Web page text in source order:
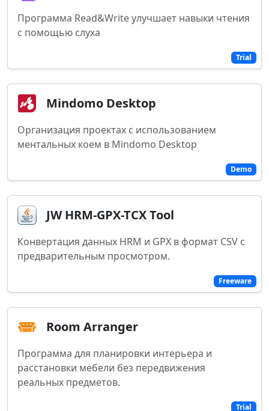
Trial
Программа Read&Write улучшает навыки чтения
с помощью слуха
Demo
Mindomo Desktop
Организация проектах с использованием
ментальных коем в Mindomo Desktop
Freeware
JW HRM-GPX-TCX Tool
Конвертация данных HRM и GPX в формат CSV с
предварительным просмотром.
Trial
Room Arranger
Программа для планировки интерьера и
расстановки мебели без передвижения
реальных предметов.